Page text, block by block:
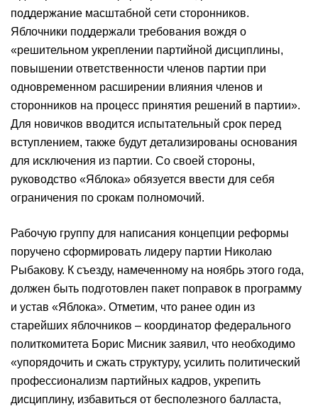
поддержание масштабной сети сторонников.
Яблочники поддержали требования вождя о
«решительном укреплении партийной дисциплины,
повышении ответственности членов партии при
одновременном расширении влияния членов и
сторонников на процесс принятия решений в партии».
Для новичков вводится испытательный срок перед
вступлением, также будут детализированы основания
для исключения из партии. Со своей стороны,
руководство «Яблока» обязуется ввести для себя
ограничения по срокам полномочий.
Рабочую группу для написания концепции реформы
поручено сформировать лидеру партии Николаю
Рыбакову. К съезду, намеченному на ноябрь этого года,
должен быть подготовлен пакет поправок в программу
и устав «Яблока». Отметим, что ранее один из
старейших яблочников – координатор федерального
политкомитета Борис Мисник заявил, что необходимо
«упорядочить и сжать структуру, усилить политический
профессионализм партийных кадров, укрепить
дисциплину, избавиться от бесполезного балласта,